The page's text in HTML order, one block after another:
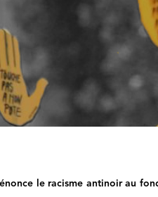
le racisme antinoir au